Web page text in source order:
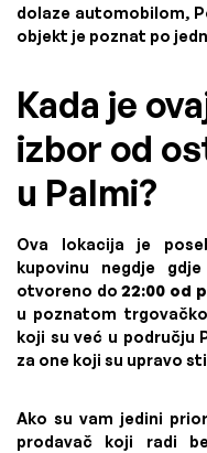
dolaze automobilom,
objekt je poznat po
Kada je
izbor od
u Palmi?
Ova lokacija je
kupovinu negdje
otvoreno do22:00 od
u poznatom
koji su već u području
za one koji su upravo
Ako su vam jedini
prodavač koji radi